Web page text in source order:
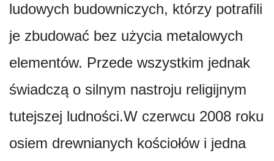
ludowych budowniczych, którzy potrafili
je zbudować bez użycia metalowych
elementów. Przede wszystkim jednak
świadczą o silnym nastroju religijnym
tutejszej ludności.W czerwcu 2008 roku
osiem drewnianych kościołów i jedna